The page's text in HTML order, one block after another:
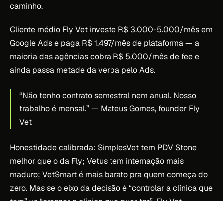
caminho.
Cliente médio Fly Vet investe R$ 3.000-5.000/mês em
Google Ads e paga R$ 1.497/mês de plataforma — a
maioria das agências cobra R$ 5.000/mês de fee e
ainda passa metade da verba pelo Ads.
“Não tenho contrato semestral nem anual. Nosso
trabalho é mensal.”— Mateus Gomes, founder Fly
Vet
Honestidade calibrada: SimplesVet tem PDV Stone
melhor que o da Fly; Vetus tem internação mais
maduro; VetSmart é mais barato pra quem começa do
zero. Mas se o eixo da decisão é “controlar a clínica que